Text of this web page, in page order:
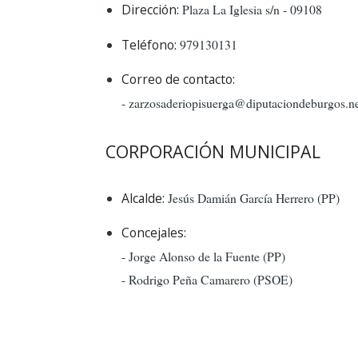
Dirección: Plaza La Iglesia s/n - 09108
Teléfono: 979130131
Correo de contacto:
-
CORPORACIÓN MUNICIPAL
Alcalde: Jesús Damián García Herrero (PP)
Concejales:
- Jorge Alonso de la Fuente (PP)
- Rodrigo Peña Camarero (PSOE)